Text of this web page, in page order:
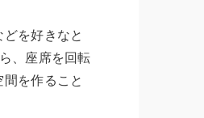
を好きなと
、座席を回転
を作ること